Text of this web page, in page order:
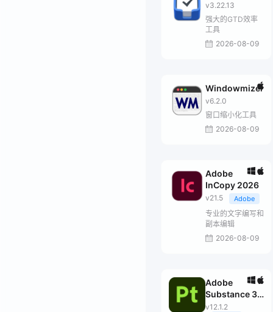
v3.22.13
强大的GTD效率
工具
2026-08-09
Windowmizer
v6.2.0
窗口缩小化工具
2026-08-09
Adobe
InCopy 2026
v21.5 Adobe
专业的文字编写和
副本编辑
2026-08-09
Adobe
Substance 3D
Painter
v12.1.2